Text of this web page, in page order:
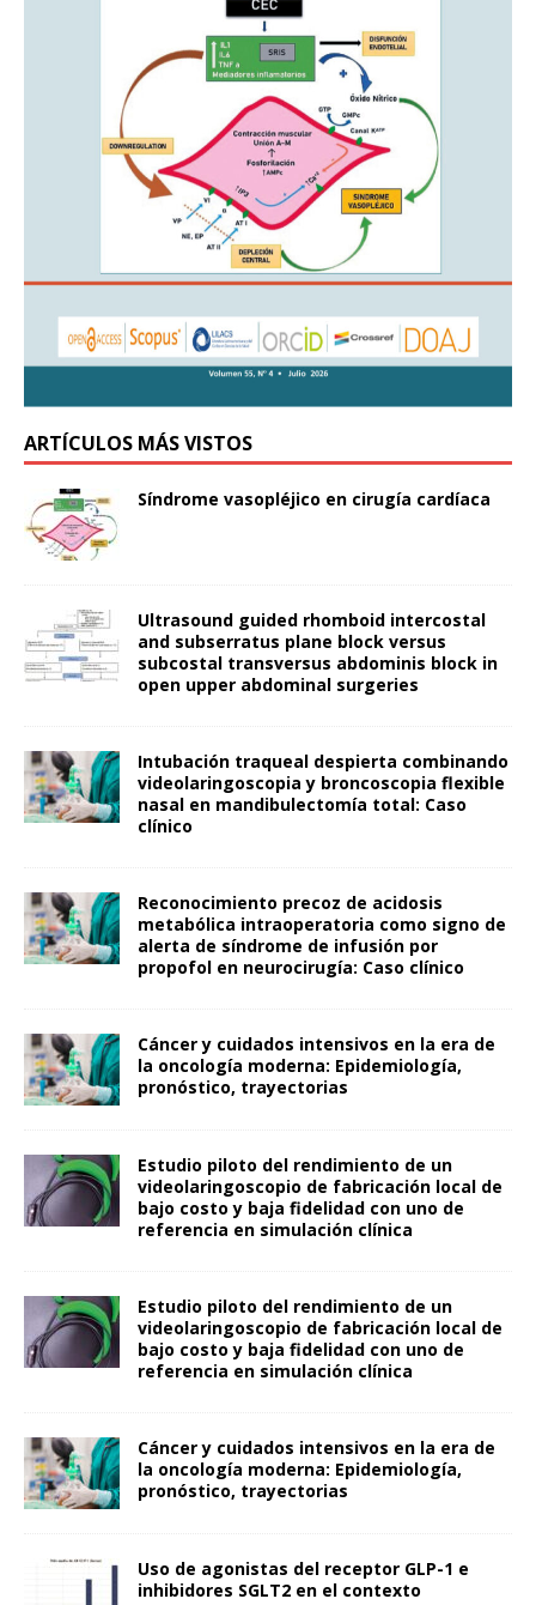
ARTÍCULOS MÁS VISTOS
Síndrome vasopléjico en cirugía cardíaca
Ultrasound guided rhomboid intercostal
and subserratus plane block versus
subcostal transversus abdominis block in
open upper abdominal surgeries
Intubación traqueal despierta combinando
videolaringoscopia y broncoscopia flexible
nasal en mandibulectomía total: Caso
clínico
Reconocimiento precoz de acidosis
metabólica intraoperatoria como signo de
alerta de síndrome de infusión por
propofol en neurocirugía: Caso clínico
Cáncer y cuidados intensivos en la era de
la oncología moderna: Epidemiología,
pronóstico, trayectorias
Estudio piloto del rendimiento de un
videolaringoscopio de fabricación local de
bajo costo y baja fidelidad con uno de
referencia en simulación clínica
Estudio piloto del rendimiento de un
videolaringoscopio de fabricación local de
bajo costo y baja fidelidad con uno de
referencia en simulación clínica
Cáncer y cuidados intensivos en la era de
la oncología moderna: Epidemiología,
pronóstico, trayectorias
Uso de agonistas del receptor GLP-1 e
inhibidores SGLT2 en el contexto